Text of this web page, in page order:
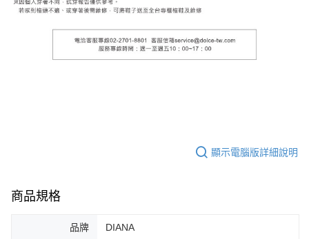
顯示電腦版詳細說明
商品規格
品牌 DIANA